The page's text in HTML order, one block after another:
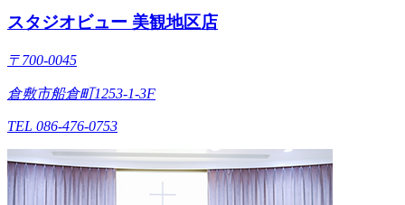
スタジオビュー 美観地区店
〒700-0045
倉敷市船倉町1253-1-3F
TEL 086-476-0753